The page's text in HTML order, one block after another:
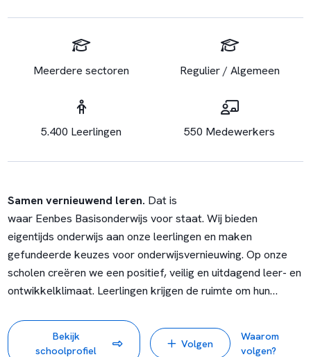
Meerdere sectoren Regulier / Algemeen
5.400 Leerlingen 550 Medewerkers
Samen vernieuwend leren. Dat is
waar Eenbes Basisonderwijs voor staat. Wij bieden
eigentijds onderwijs aan onze leerlingen en maken
gefundeerde keuzes voor onderwijsvernieuwing. Op onze
scholen creëren we een positief, veilig en uitdagend leer- en
ontwikkelklimaat. Leerlingen krijgen de ruimte om hun
het belangrijk om hen een stevige basis mee te geven waar
ze hun leven lang plezier van hebben.Onze scholen
Bekijk
schoolprofiel
Volgen
Waarom
volgen?